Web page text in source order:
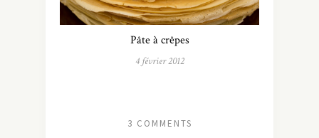
Pâte à crêpes
4 février 2012
3 COMMENTS